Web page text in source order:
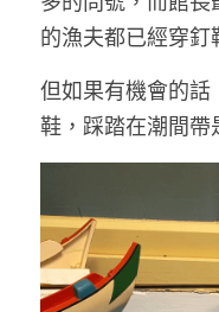
的漁夫都已經穿
但如果有機會的
鞋，踩踏在潮間帶